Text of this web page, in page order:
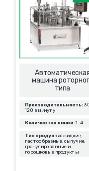
Автоматическая
машина
типа
Производительность:
120 в минуту
Количество линий:1-4
Тип продукта:жидкие,
пастообразные, сыпучие,
гранулированные и
порошковые продукты